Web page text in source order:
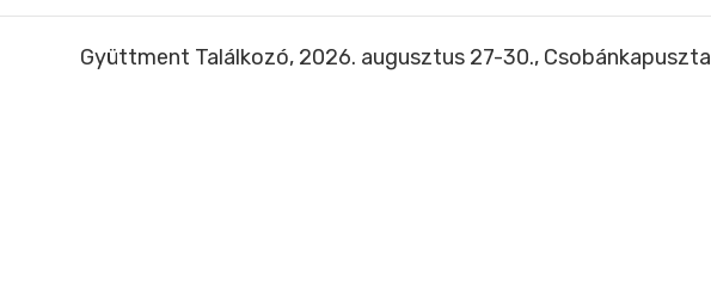
Gyüttment Találkozó, 2026. augusztus 27-30., Csobánkapuszta